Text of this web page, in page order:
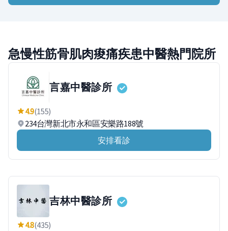
急慢性筋骨肌肉痠痛疾患中醫熱門院所
言嘉中醫診所
4.9(155)
234台灣新北市永和區安樂路188號
安排看診
吉林中醫診所
4.8(435)